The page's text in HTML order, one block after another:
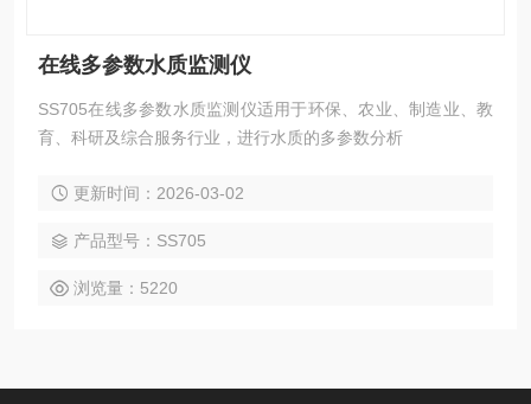
在线多参数水质监测仪
SS705在线多参数水质监测仪适用于环保、农业、制造业、教
育、科研及综合服务行业，进行水质的多参数分析
更新时间：2026-03-02
产品型号：SS705
浏览量：5220